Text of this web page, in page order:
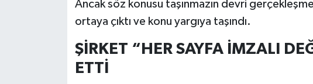
Ancak söz konusu taşınmazın devri
ortaya çıktı ve konu yargıya taşındı.
ŞİRKET “HER SAYFA İMZALI
ETTİ